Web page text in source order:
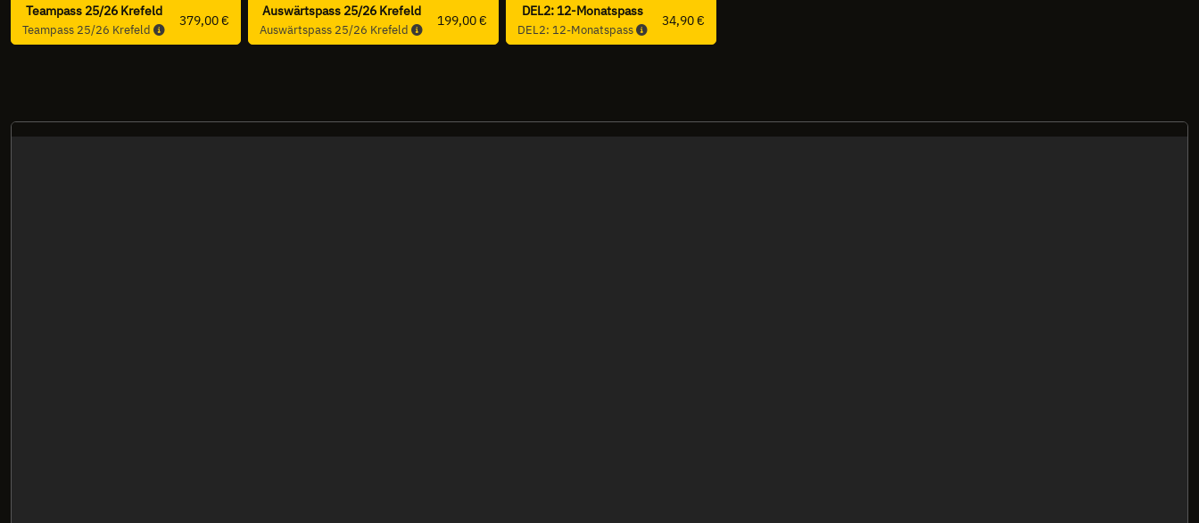
Teampass 25/26 Krefeld
Teampass 25/26 Krefeld
379,00 €
Auswärtspass 25/26 Krefeld
Auswärtspass 25/26 Krefeld
199,00 €
DEL2: 12-Monatspass
DEL2: 12-Monatspass
34,90 €